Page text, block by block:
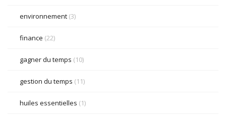
environnement (3)
finance (22)
gagner du temps (10)
gestion du temps (11)
huiles essentielles (1)